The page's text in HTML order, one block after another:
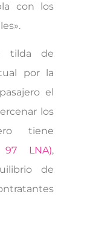
con los
tilda de
por la
el
los
tiene
LNA),
de